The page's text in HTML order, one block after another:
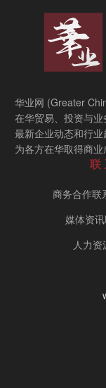
华业网 (Greater
在华贸易、投资与
最新企业动态和行
为各方在华取得商业
联
商务合作
媒体资
人力